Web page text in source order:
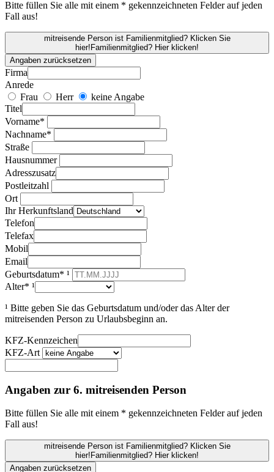
Bitte füllen Sie alle mit einem * gekennzeichneten Felder auf jeden
Fall aus!
mitreisende Person ist Familienmitglied? Klicken Sie
hier! Familienmitglied? Hier klicken!
Angaben zurücksetzen
Firma
Anrede
Frau
Herr
keine Angabe
Titel
Vorname*
Nachname*
Straße
Hausnummer
Adresszusatz
Postleitzahl
Ort
Ihr Herkunftsland
Telefon
Telefax
Mobil
Email
Geburtsdatum* ¹
Alter* ¹
¹ Bitte geben Sie das Geburtsdatum und/oder das Alter der
mitreisenden Person zu Urlaubsbeginn an.
KFZ-Kennzeichen
KFZ-Art
Angaben zur 6. mitreisenden Person
Bitte füllen Sie alle mit einem * gekennzeichneten Felder auf jeden
Fall aus!
mitreisende Person ist Familienmitglied? Klicken Sie
hier! Familienmitglied? Hier klicken!
Angaben zurücksetzen